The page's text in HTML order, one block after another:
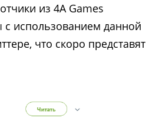
из 4A Games
использованием данной
что скоро представят